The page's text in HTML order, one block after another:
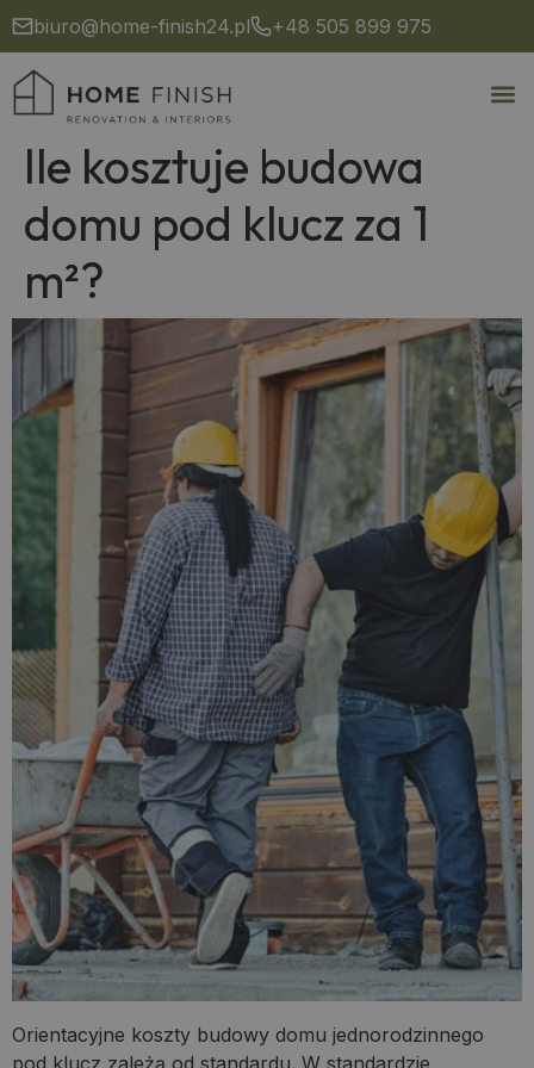
biuro@home-finish24.pl +48 505 899 975
Ile kosztuje budowa
domu pod klucz za 1
m²?
Orientacyjne koszty budowy domu jednorodzinnego
pod klucz zależą od standardu. W standardzie